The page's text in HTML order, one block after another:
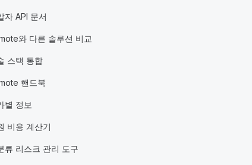
자 API 문서
와 다른 솔루션 비교
스택 통합
핸드북
별 정보
비용 계산기
류 리스크 관리 도구